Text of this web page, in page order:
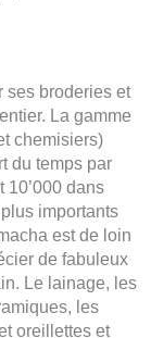
ses broderies et
La gamme
chemisiers)
du temps par
dans
importants
est de loin
de fabuleux
Le lainage, les
les
oreillettes et